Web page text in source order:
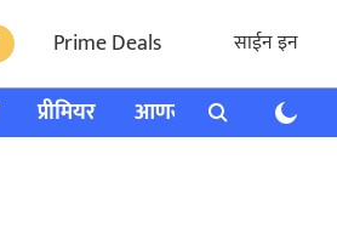
Prime Deals साईन इन
प्रीमियर आणखी राशी भविष्य